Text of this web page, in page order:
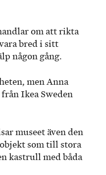
om att rikta
bred i sitt
någon gång.
men Anna
Ikea Sweden
museet även den
som till stora
kastrull med båda